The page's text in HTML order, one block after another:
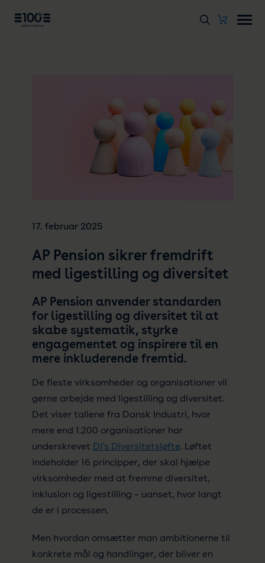
17. februar 2025
AP Pension sikrer fremdrift
med ligestilling og diversitet
AP Pension anvender standarden
for ligestilling og diversitet til at
skabe systematik, styrke
engagementet og inspirere til en
mere inkluderende fremtid.
De fleste virksomheder og organisationer vil
gerne arbejde med ligestilling og diversitet.
Det viser tallene fra Dansk Industri, hvor
mere end 1.200 organisationer har
underskrevet DI’s Diversitetsløfte. Løftet
indeholder 16 principper, der skal hjælpe
virksomheder med at fremme diversitet,
inklusion og ligestilling – uanset, hvor langt
de er i processen.
Men hvordan omsætter man ambitionerne til
konkrete mål og handlinger, der bliver en